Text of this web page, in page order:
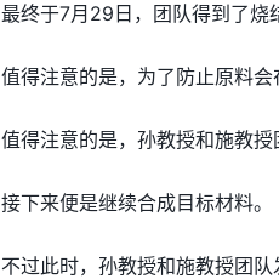
最终于7月29日，团队得到了烧
值得注意的是，为了防止原料
值得注意的是，孙教授和施教授
接下来便是继续合成目标材料。
不过此时，孙教授和施教授团队